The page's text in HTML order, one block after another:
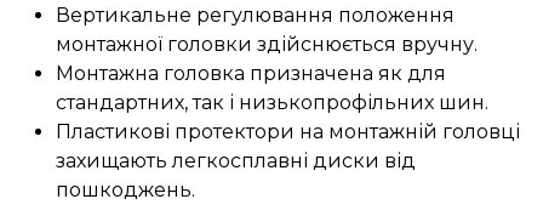
Вертикальне регулювання положення
монтажної головки здійснюється вручну.
Монтажна головка призначена як для
стандартних, так і низькопрофільних шин.
Пластикові протектори на монтажній головці
захищають легкосплавні диски від
пошкоджень.